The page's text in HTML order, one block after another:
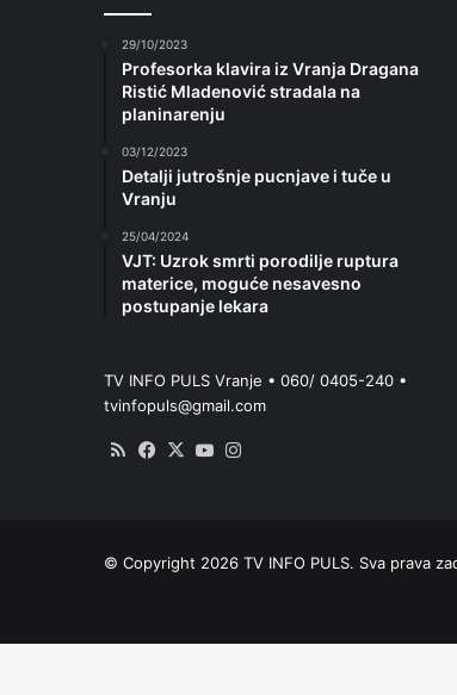
29/10/2023
Profesorka klavira iz Vranja Dragana
Ristić Mladenović stradala na
planinarenju
03/12/2023
Detalji jutrošnje pucnjave i tuče u
Vranju
25/04/2024
VJT: Uzrok smrti porodilje ruptura
materice, moguće nesavesno
postupanje lekara
TV INFO PULS Vranje • 060/ 0405-240 •
tvinfopuls@gmail.com
RSS Facebook
X YouTube
© Copyright 2026 TV INFO PULS. Sva prava